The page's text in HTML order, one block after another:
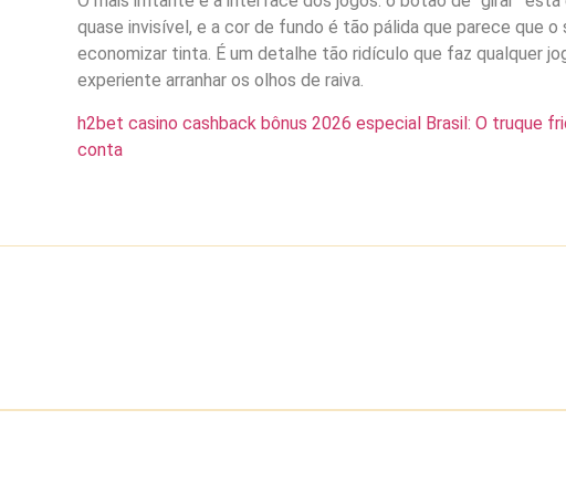
quase invisível, e a cor de fundo é tão pálida que parece que
economizar tinta. É um detalhe tão ridículo que faz qualquer
experiente arranhar os olhos de raiva.
h2bet casino cashback bônus 2026 especial Brasil: O truque
conta